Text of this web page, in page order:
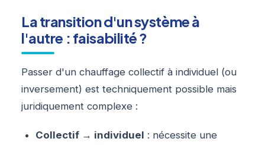
La transition d'un système à
l'autre : faisabilité ?
Passer d'un chauffage collectif à individuel (ou
inversement) est techniquement possible mais
juridiquement complexe :
Collectif → individuel : nécessite une